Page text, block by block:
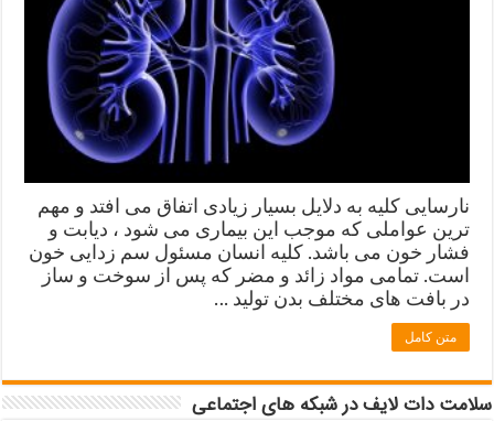
نارسایی کلیه به دلایل بسیار زیادی اتفاق می افتد و مهم
ترین عواملی که موجب این بیماری می شود ، دیابت و
فشار خون می باشد. کلیه انسان مسئول سم زدایی خون
است. تمامی مواد زائد و مضر که پس از سوخت و ساز
در بافت های مختلف بدن تولید …
متن کامل
سلامت دات لایف در شبکه های اجتماعی